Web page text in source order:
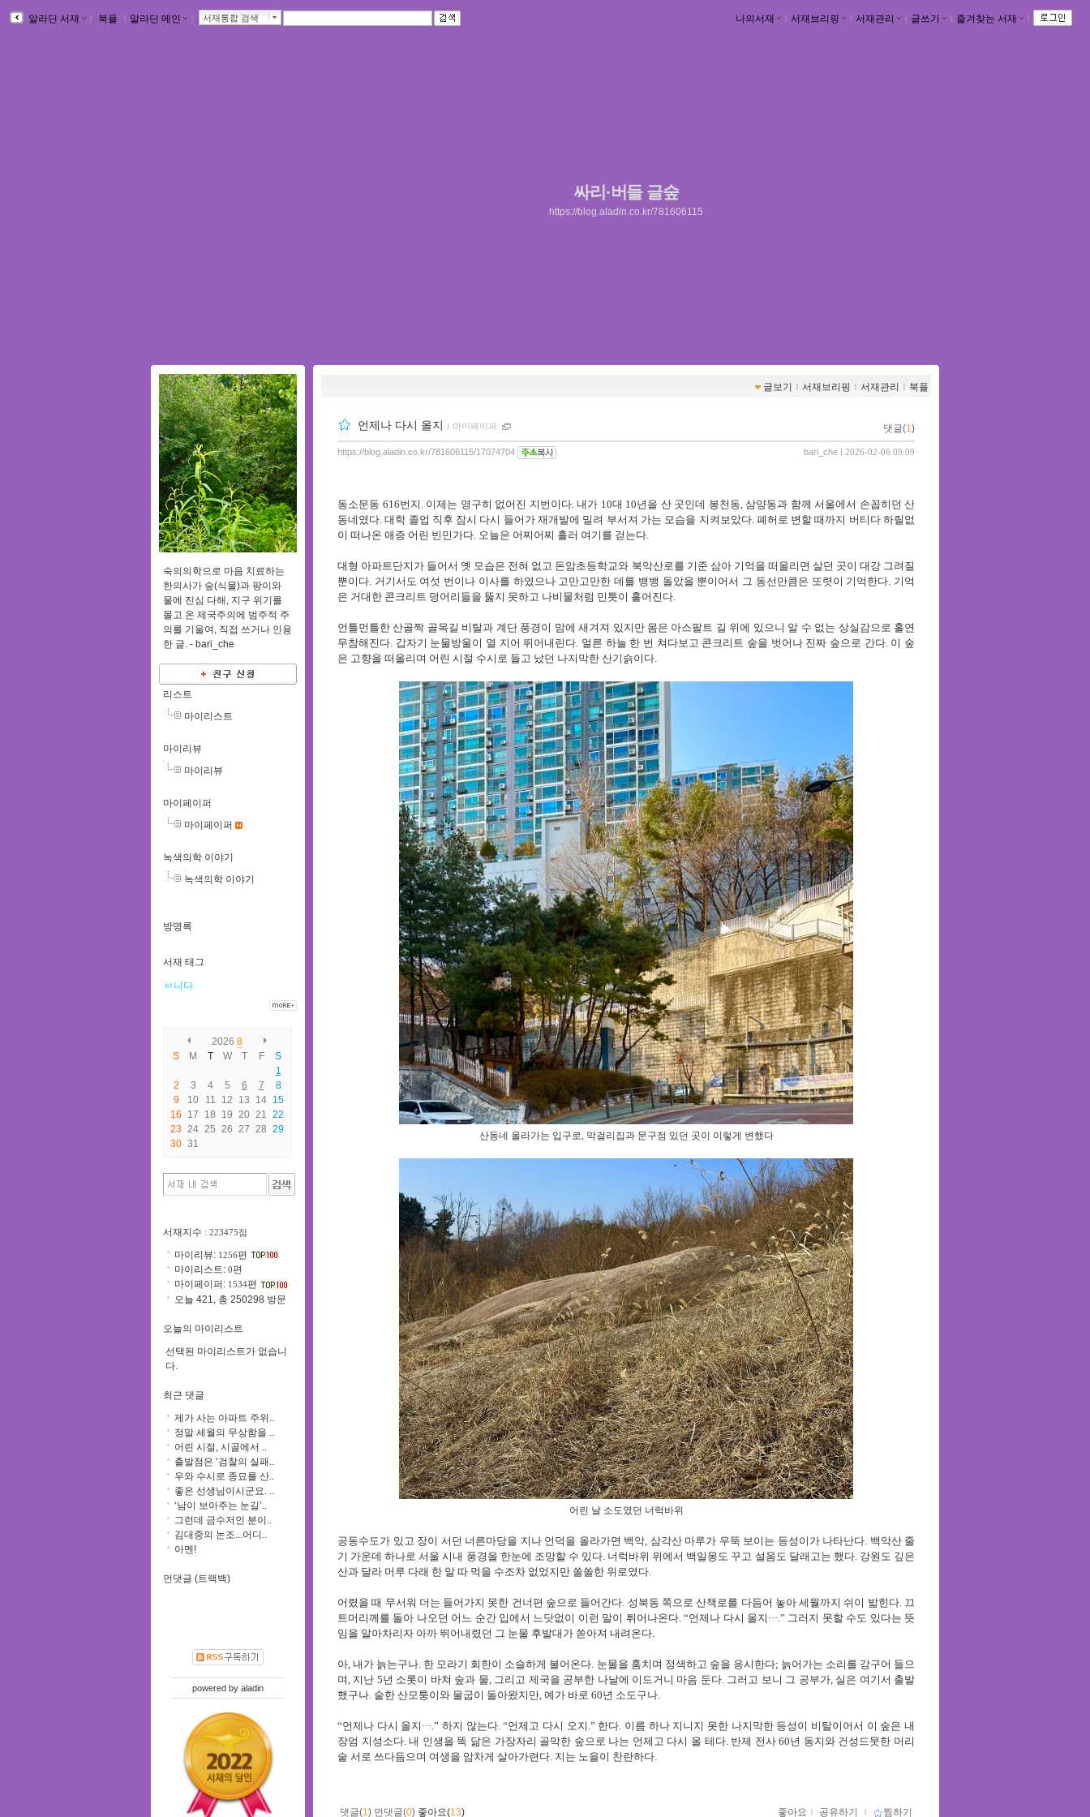
알라딘 서재 ｌ 북플 ｌ 알라딘 메인 ｌ 서재통합 검색 나의서재 ｌ 서재브리핑 ｌ 서재관리 ｌ 글쓰기 ｌ 즐겨찾는 서재 ｌ
싸리·버들 글숲
https://blog.aladin.co.kr/781606115
글보기 ｌ 서재브리핑 ｌ 서재관리 ｌ 북플
언제나 다시 올지 ｌ 마이페이퍼 댓글(1)
bari_che l 2026-02-06 09:09
https://blog.aladin.co.kr/781606115/17074704
동소문동 616번지 . 이제는 영구히 없어진 지번이다. 내가 10대 10년을 산 곳인데 봉천동, 삼양동과 함께 서울에서 손꼽히던 산
동네였다.대학 졸업 직후 잠시 다시 들어가 재개발에 밀려 부서져 가는 모습을 지켜보았다. 폐허로 변할 때까지 버티다 하릴없
이 떠나온 애증 어린 빈민가다. 오늘은 어찌어찌 흘러 여기를 걷는다.
대형 아파트단지가 들어서 옛 모습은 전혀 없고 돈암초등학교와 북악산로를 기준 삼아 기억을 떠올리면 살던 곳이 대강 그려질
뿐이다. 거기서도 여섯 번이나 이사를 하였으나 고만고만한 데를 뱅뱅 돌았을 뿐이어서 그 동선만큼은 또렷이 기억한다. 기억
은 거대한 콘크리트 덩어리들을 뚫지 못하고 나비물처럼 민틋이 흩어진다.
언틀먼틀한 산골짝 골목길 비탈과 계단 풍경이 맘에 새겨져 있지만 몸은 아스팔트 길 위에 있으니 알 수 없는 상실감으로 홀연
무참해진다. 갑자기 눈물방울이 열 지어 뛰어내린다. 얼른 하늘 한 번 쳐다보고 콘크리트 숲을 벗어나 진짜 숲으로 간다. 이 숲
은 고향을 떠올리며 어린 시절 수시로 들고 났던 나지막한 산기슭이다.
산동네 올라가는 입구로, 막걸리집과 문구점 있던 곳이 이렇게 변했다
어린 날 소도였던 너럭바위
공동수도가 있고 장이 서던 너른마당을 지나 언덕을 올라가면 백악 삼각산 마루가 우뚝 보이는 등성이가 나타난다 백악산 줄
기 가운데 하나로 서울 시내 풍경을 한눈에 조망할 수 있다 너럭바위 위에서 백일몽도 꾸고 설움도 달래고는 했다. 강원도 깊은
산과 달라 머루 다래 한 알 따 먹을 수조차 없었지만 쏠쏠한 위로였다
어렸을 때 무서워 더는 들어가지 못한 건너편 숲으로 들어간다 성북동 쪽으로 산책로를 다듬어 놓아 세월까지 쉬이 밟힌다. 끄
트머리께를 돌아 나오던 어느 순간 입에서 느닷없이 이런 말이 튀어나온다. “언제나 다시 올지 ···.” 그러지 못할 수도 있다는 뜻
임을 알아차리자 아까 뛰어내렸던 그 눈물 후발대가 쏟아져 내려온다
아 ,내가 늙는구나 한 모라기 회한이 소슬하게 불어온다 눈물을 훔치며 정색하고 숲을 응시한다; 늙어가는 소리를 강구어 들으
며 지난 5년 소롯이 바쳐 숲과 물 그리고 제국을 공부한 나날에 이드거니 마음 둔다. 그러고 보니 그 공부가, 실은 여기서 출발
했구나 숱한 산모퉁이와 물굽이 돌아왔지만 예가 바로 60년 소도구나
“언제나 다시 올지 ···.”하지 않는다. “언제고 다시 오지 .” 한다 이름 하나 지니지 못한 나지막한 등성이 비탈이어서 이 숲은 내
장엄 지성소다.내 인생을 똑 닮은 가장자리 골막한 숲으로 나는 언제고 다시 올 테다. 반제 전사60년 동지와 건성드뭇한 머리
숱 서로 쓰다듬으며 여생을 암차게 살아가련다 . 지는 노을이 찬란하다
댓글(1) 먼댓글(0) 좋아요(13) 좋아요 ｌ 공유하기 ｌ 찜하기
숙의의학으로 마음 치료하는
한의사가 숲(식물)과 팡이와
물에 진심 다해, 지구 위기를
몰고 온 제국주의에 범주적 주
의를 기울여, 직접 쓰거나 인용
한 글. - bari_che
리스트
마이리스트
마이리뷰
마이리뷰
마이페이퍼
마이페이퍼
녹색의학 이야기
녹색의학 이야기
방명록
서재 태그
ㅂ니다.
2026 8
S
M T W T F
S
1
2
3 4 5 6 7
8
9
10 11 12 13 14 15
16
17 18 19 20 21
22
23 24 25 26 27 28 29
30 31
서재지수 : 223475점
마이리뷰: 1256편
마이리스트: 0편
마이페이퍼: 1534편
오늘 421, 총 250298 방문
오늘의 마이리스트
선택된 마이리스트가 없습니
다.
최근 댓글
제가 사는 아파트 주위..
정말 세월의 무상함을 ..
어린 시절, 시골에서 ..
출발점은 ‘검찰의 실패..
우와 수시로 종묘를 산..
좋은 선생님이시군요. ..
‘남이 보아주는 눈길’..
그런데 금수저인 분이..
김대중의 논조...어디..
아멘!
먼댓글 (트랙백)
powered by aladin